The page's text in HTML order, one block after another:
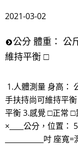
2021-03-02
公分 體重： 公
維持平衡 □
1.人體測量 身高：
手扶持尚可維持平
平衡 3.感覺 □正常 □
×____公分，位置：
___________吋 座